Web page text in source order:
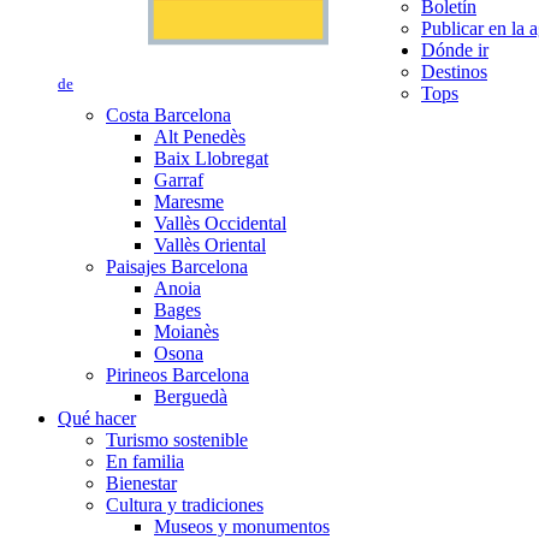
de
Boletín
Publicar en la
Dónde ir
Destinos
Tops
Costa Barcelona
Alt Penedès
Baix Llobregat
Garraf
Maresme
Vallès Occidental
Vallès Oriental
Paisajes Barcelona
Anoia
Bages
Moianès
Osona
Pirineos Barcelona
Berguedà
Qué hacer
Turismo sostenible
En familia
Bienestar
Cultura y tradiciones
Museos y monumentos